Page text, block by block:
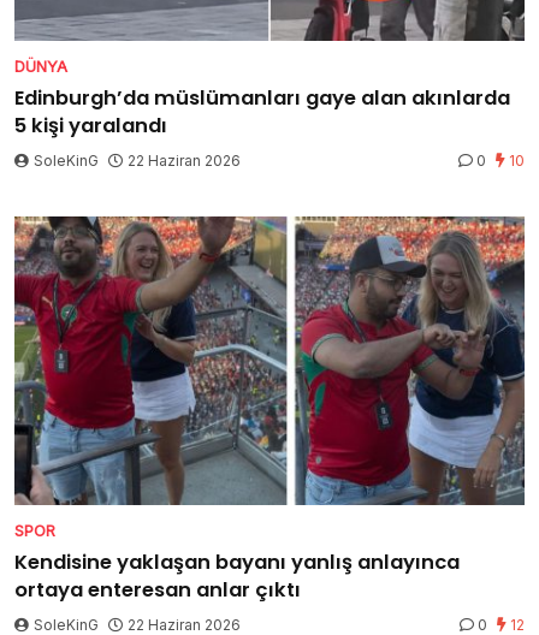
DÜNYA
Edinburgh’da müslümanları gaye alan akınlarda
5 kişi yaralandı
SoleKinG 22 Haziran 2026 0 10
SPOR
Kendisine yaklaşan bayanı yanlış anlayınca
ortaya enteresan anlar çıktı
SoleKinG 22 Haziran 2026 0 12